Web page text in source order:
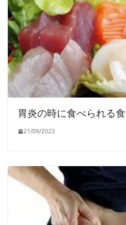
胃炎の時に食べられる
21/09/2023